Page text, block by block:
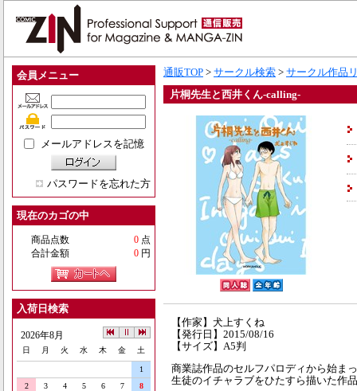
会員メニュー
メールアドレスを記憶
パスワードを忘れた方
現在のカゴの中
商品点数 0 点
合計金額
0 円
入荷日検索
2026年8月
日 月 火 水 木 金 土
1
2
3 4 5 6 7
8
通販TOP > サークル検索 > サークル作品
片桐先生と西井くん-calling-
【作家】犬上すくね
【発行日】2015/08/16
【サイズ】A5判
商業誌作品のセルフパロディから始ま
生徒のイチャラブをひたすら描いた作